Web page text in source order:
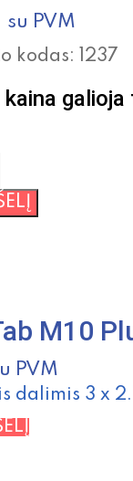
su PVM
kodas: 1237
kaina
M10
PVM
dalimis 3 x